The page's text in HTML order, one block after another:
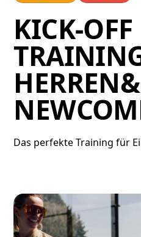
KICK-OFF
Das perfekte Training für